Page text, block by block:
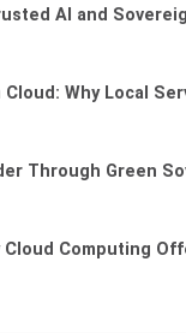
AI and
Cloud: Why Local
Through Green
Computing